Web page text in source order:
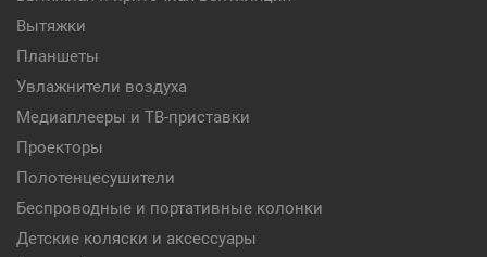
Вытяжки
Планшеты
Увлажнители воздуха
Медиаплееры и ТВ-приставки
Проекторы
Полотенцесушители
Беспроводные и портативные колонки
Детские коляски и аксессуары